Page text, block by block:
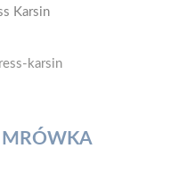
Karsin
MRÓWKA